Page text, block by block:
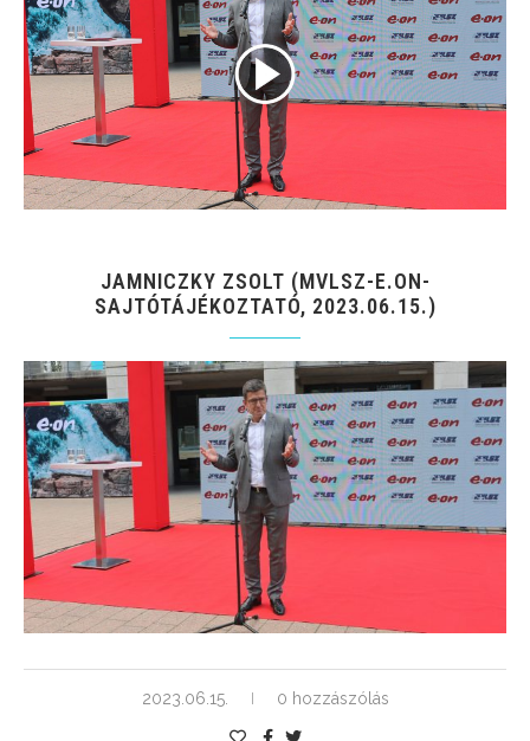
JAMNICZKY ZSOLT (MVLSZ-E.ON-
SAJTÓTÁJÉKOZTATÓ, 2023.06.15.)
2023.06.15. 0 hozzászólás